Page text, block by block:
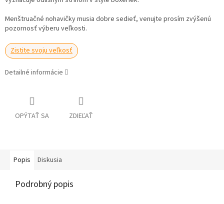
Menštruačné nohavičky musia dobre sedieť, venujte prosím zvýšenú
pozornosť výberu veľkosti.
Zistite svoju veľkosť
Detailné informácie
OPÝTAŤ SA ZDIEĽAŤ
Popis Diskusia
Podrobný popis